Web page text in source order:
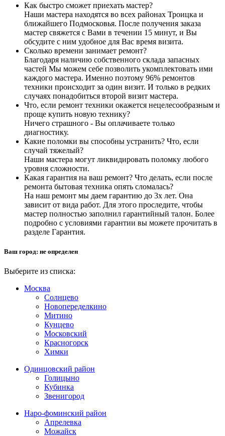
Как быстро сможет приехать мастер?
Наши мастера находятся во всех районах Троицка и
ближайшего Подмосковья. После получения заказа
мастер свяжется с Вами в течении 15 минут, и Вы
обсудите с ним удобное для Вас время визита.
Сколько времени занимает ремонт?
Благодаря наличию собственного склада запасных
частей Мы можем себе позволить укомплектовать ими
каждого мастера. Именно поэтому 96% ремонтов
техники происходит за один визит. И только в редких
случаях понадобиться второй визит мастера.
Что, если ремонт техники окажется нецелесообразным и
проще купить новую технику?
Ничего страшного - Вы оплачиваете только
диагностику.
Какие поломки вы способны устранить? Что, если
случай тяжелый?
Наши мастера могут ликвидировать поломку любого
уровня сложности.
Какая гарантия на ваш ремонт? Что делать, если после
ремонта бытовая техника опять сломалась?
На наш ремонт мы даем гарантию до 3х лет. Она
зависит от вида работ. Для этого проследите, чтобы
мастер полностью заполнил гарантийный талон. Более
подробно с условиями гарантии вы можете прочитать в
разделе Гарантия.
Ваш город: не определен
Выберите из списка:
Москва
Солнцево
Новопеределкино
Митино
Кунцево
Московский
Красногорск
Химки
Одинцовский район
Голицыно
Кубинка
Звенигород
Наро-фоминский район
Апрелевка
Можайск